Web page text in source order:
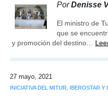
PorDenisse
El ministro de
que se
y promoción del destino…
27 mayo, 2021
INICIATIVA DEL MITUR, IBEROSTAR Y